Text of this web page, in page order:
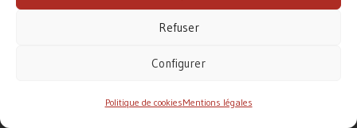
Refuser
Configurer
Politique de cookiesMentions légales
aucune subvention pour accomplir sa mission.
Le diocèse de Rouen vit principalement des dons des